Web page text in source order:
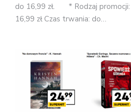
do 16,99 zł. * Rodzaj promocji:
16,99 zł Czas trwania: do…